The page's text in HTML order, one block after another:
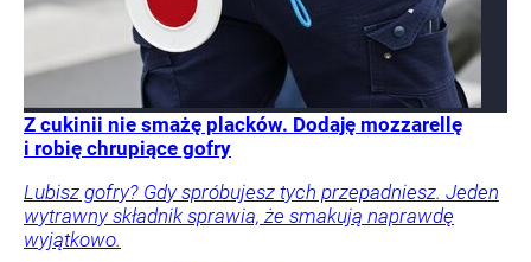
Z cukinii nie smażę placków. Dodaję mozzarellę
i robię chrupiące gofry
Lubisz gofry? Gdy spróbujesz tych przepadniesz. Jeden
wytrawny składnik sprawia, że smakują naprawdę
wyjątkowo.